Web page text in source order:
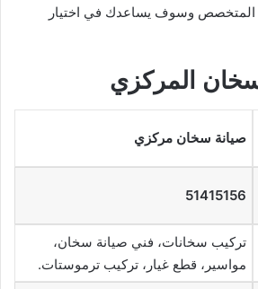
المتخصص وسوف يساعدك في اختيار
المركزي
صيانة سخان مركزي
51415156
تركيب سخانات، فني صيانة سخان،
مواسير، قطع غيار، تركيب ترموستات.